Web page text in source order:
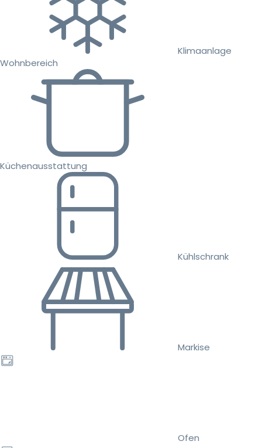
Klimaanlage
Wohnbereich
Küchenausstattung
Kühlschrank
Markise
Ofen